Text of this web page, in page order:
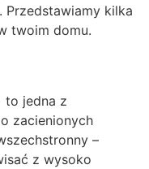
Przedstawiamy kilka
twoim domu.
to jedna z
zacienionych
–
z wysoko